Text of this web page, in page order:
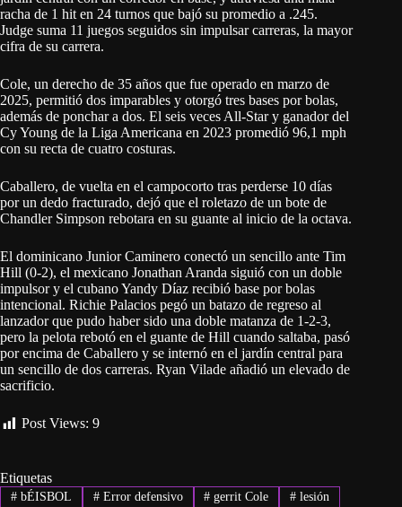
racha de 1 hit en 24 turnos que bajó su promedio a .245.
Judge suma 11 juegos seguidos sin impulsar carreras, la mayor
cifra de su carrera.
Cole, un derecho de 35 años que fue operado en marzo de
2025, permitió dos imparables y otorgó tres bases por bolas,
además de ponchar a dos. El seis veces All-Star y ganador del
Cy Young de la Liga Americana en 2023 promedió 96,1 mph
con su recta de cuatro costuras.
Caballero, de vuelta en el campocorto tras perderse 10 días
por un dedo fracturado, dejó que el roletazo de un bote de
Chandler Simpson rebotara en su guante al inicio de la octava.
El dominicano Junior Caminero conectó un sencillo ante Tim
Hill (0-2), el mexicano Jonathan Aranda siguió con un doble
impulsor y el cubano Yandy Díaz recibió base por bolas
intencional. Richie Palacios pegó un batazo de regreso al
lanzador que pudo haber sido una doble matanza de 1-2-3,
pero la pelota rebotó en el guante de Hill cuando saltaba, pasó
por encima de Caballero y se internó en el jardín central para
un sencillo de dos carreras. Ryan Vilade añadió un elevado de
sacrificio.
Post Views: 9
Etiquetas
#bÉISBOL #Error defensivo # gerrit Cole # lesión